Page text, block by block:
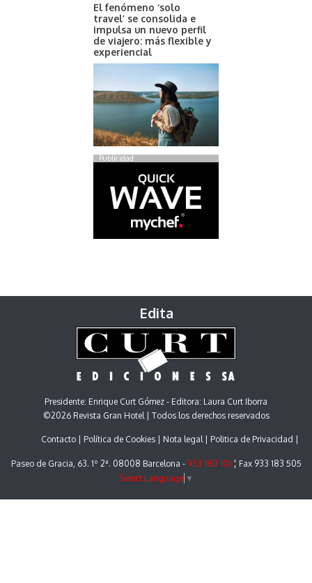
El fenómeno ‘solo
travel’ se consolida e
impulsa un nuevo perfil
de viajero: más flexible y
experiencial
Publicidad
Edita
Presidente: Enrique Curt Gómez - Editora: Laura Curt Iborra
©2026 Revista Gran Hotel | Todos los derechos reservados
Contacto Política de Cookies Nota legal Politica de Privacidad
Paseo de Gracia, 63. 1º 2ª. 08008 Barcelona - 933 180 101 ¦ Fax 933 183 505
Select Language ▼